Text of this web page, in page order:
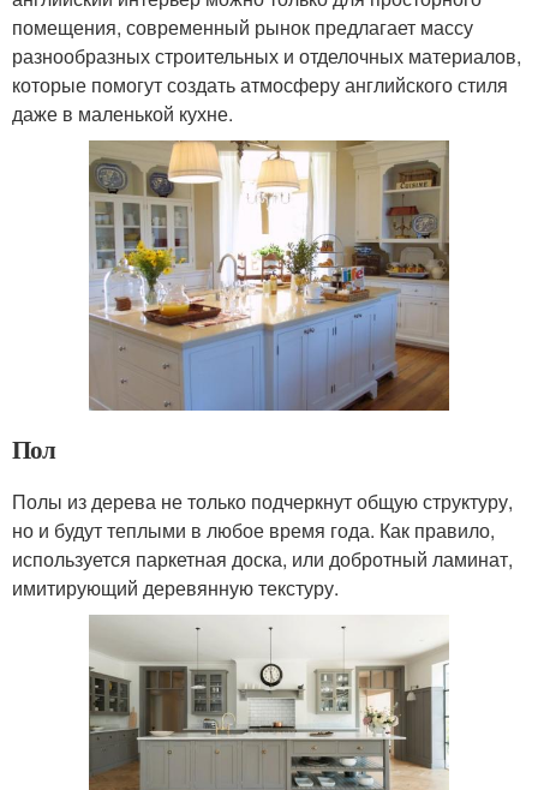
помещения, современный рынок предлагает массу
разнообразных строительных и отделочных материалов,
которые помогут создать атмосферу английского стиля
даже в маленькой кухне.
Пол
Полы из дерева не только подчеркнут общую структуру,
но и будут теплыми в любое время года. Как правило,
используется паркетная доска, или добротный ламинат,
имитирующий деревянную текстуру.